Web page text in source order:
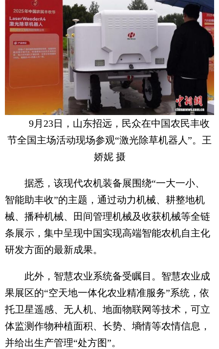
9月23日，山东招远，民众在中国农民丰收
节全国主场活动现场参观“激光除草机器人”。王
娇妮 摄
据悉，该现代农机装备展围绕“一大一小、
智能助丰收”的主题，通过动力机械、耕整地机
械、播种机械、田间管理机械及收获机械等全链
条展示，集中呈现中国实现高端智能农机自主化
研发方面的最新成果。
此外，智慧农业系统备受瞩目。智慧农业成
果展区的“空天地一体化农业精准服务”系统，依
托卫星遥感、无人机、地面物联网等技术，可立
体监测作物种植面积、长势、墒情等农情信息，
并给出生产管理“处方图”。